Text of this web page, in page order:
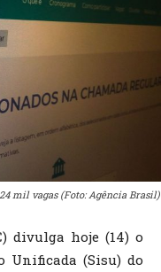
mil vagas (Foto: Agência Brasil)
divulga hoje (14) o
Unificada (Sisu) do